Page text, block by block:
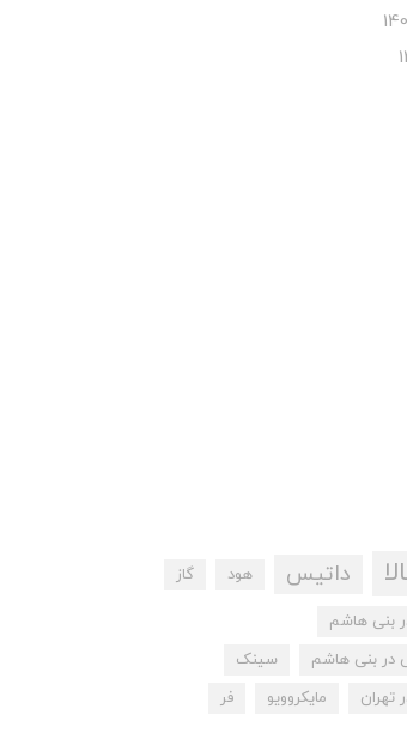
داتیس هود گاز
بنی هاشم
در بنی هاشم
سینک
تهران
مایکروویو فر